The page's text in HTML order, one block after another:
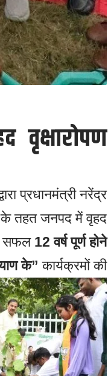
वृक्षारोपण
प्रधानमंत्री नरेंद्र
के तहत जनपद में वृहद
सफल 12 वर्ष पूर्ण होने
के” कार्यक्रमों की